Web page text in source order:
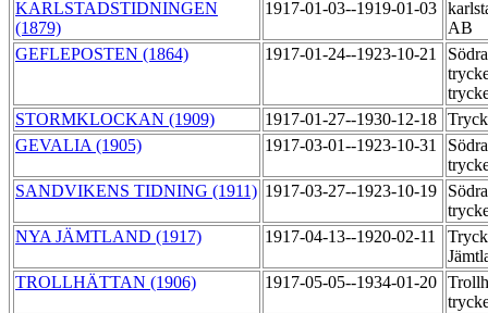
KARLSTADSTIDNINGEN
(1879)
1917-01-03--1919-01-03
AB
GEFLEPOSTEN (1864)
1917-01-24--1923-10-21
STORMKLOCKAN (1909)
1917-01-27--1930-12-18
GEVALIA (1905)
1917-03-01--1923-10-31
SANDVIKENS TIDNING (1911) 1917-03-27--1923-10-19
NYA JÄMTLAND (1917)
1917-04-13--1920-02-11
TROLLHÄTTAN (1906)
1917-05-05--1934-01-20